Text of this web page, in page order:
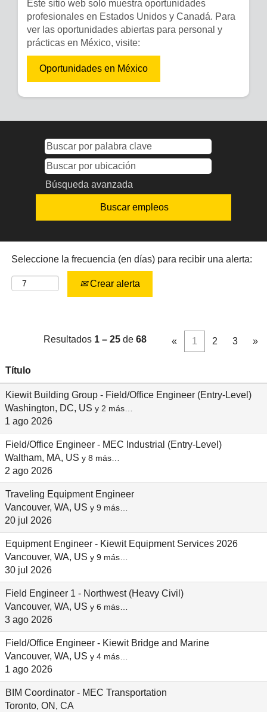
Este sitio web solo muestra oportunidades
profesionales en Estados Unidos y Canadá. Para
ver las oportunidades abiertas para personal y
prácticas en México, visite:
Oportunidades en México
Búsqueda avanzada
Seleccione la frecuencia (en días) para recibir una alerta:
Crear alerta
Resultados 1 – 25 de 68 « 1 2 3 »
Título
Kiewit Building Group - Field/Office Engineer (Entry-Level)
Washington, DC, US y 2 más…
1 ago 2026
Field/Office Engineer - MEC Industrial (Entry-Level)
Waltham, MA, US y 8 más…
2 ago 2026
Traveling Equipment Engineer
Vancouver, WA, US y 9 más…
20 jul 2026
Equipment Engineer - Kiewit Equipment Services 2026
Vancouver, WA, US y 9 más…
30 jul 2026
Field Engineer 1 - Northwest (Heavy Civil)
Vancouver, WA, US y 6 más…
3 ago 2026
Field/Office Engineer - Kiewit Bridge and Marine
Vancouver, WA, US y 4 más…
1 ago 2026
BIM Coordinator - MEC Transportation
Toronto, ON, CA